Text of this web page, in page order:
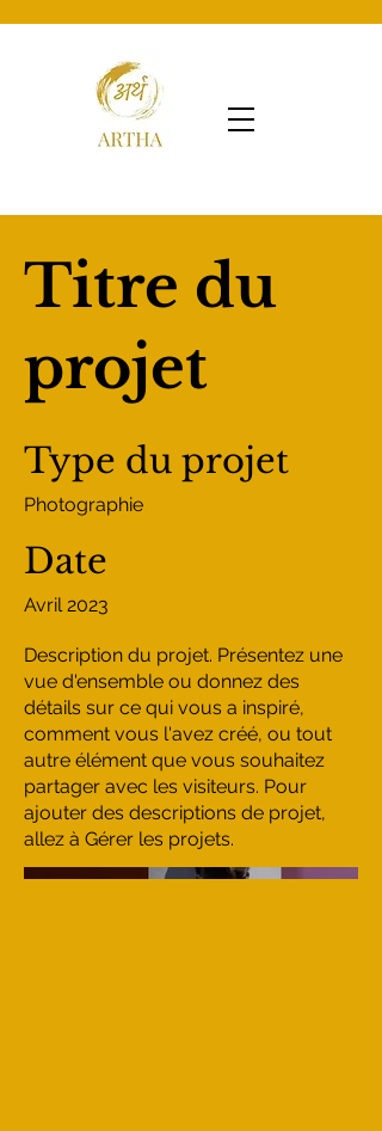
Titre du
projet
Type du projet
Photographie
Date
Avril 2023
Description du projet. Présentez une
vue d'ensemble ou donnez des
détails sur ce qui vous a inspiré,
comment vous l'avez créé, ou tout
autre élément que vous souhaitez
partager avec les visiteurs. Pour
ajouter des descriptions de projet,
allez à Gérer les projets.